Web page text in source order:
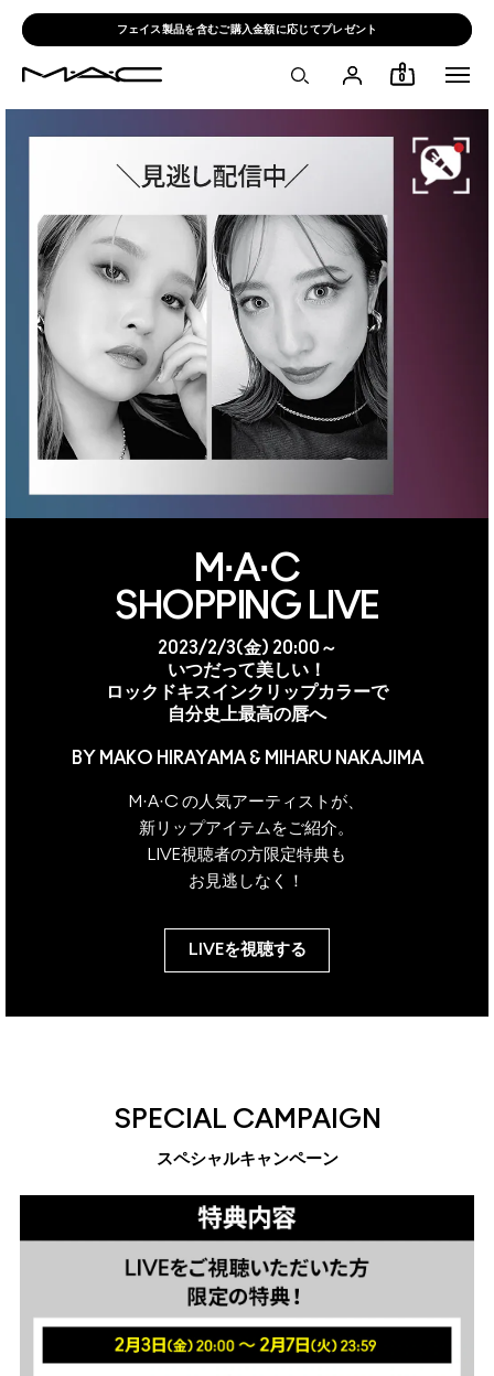
フェイス製品を含むご購入金額に応じてプレゼント
0
M·A·C
SHOPPING LIVE
2023/2/3(金) 20:00～
いつだって美しい！
ロックドキスインクリップカラーで
自分史上最高の唇へ
BY MAKO HIRAYAMA & MIHARU NAKAJIMA
M·A·C の人気アーティストが、
新リップアイテムをご紹介。
LIVE視聴者の方限定特典も
お見逃しなく！
LIVEを視聴する
SPECIAL CAMPAIGN
スペシャルキャンペーン